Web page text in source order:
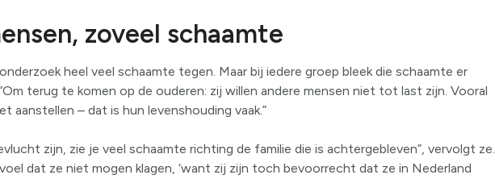
zoveel schaamte
heel veel schaamte tegen. Maar bij iedere groep bleek die schaamte er
terug te komen op de ouderen: zij willen andere mensen niet tot last zijn. Vooral
aanstellen – dat is hun levenshouding vaak.”
zijn, zie je veel schaamte richting de familie die is achtergebleven”, vervolgt ze.
dat ze niet mogen klagen, ‘want zij zijn toch bevoorrecht dat ze in Nederland